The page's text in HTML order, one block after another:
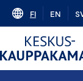
Skip
content
FI EN